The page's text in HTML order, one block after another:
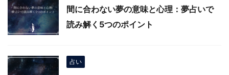
間に合わない夢の意味と心理：夢占いで
読み解く5つのポイント
占い